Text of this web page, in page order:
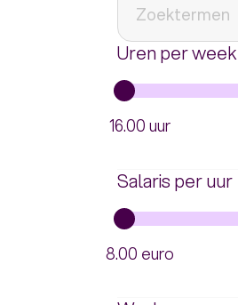
Uren per week
16.00 uur
Salaris per uur
8.00 euro